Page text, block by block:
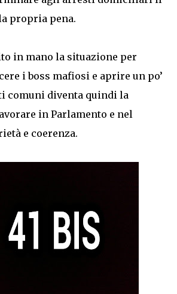
propria pena.
in mano la situazione per
i boss mafiosi e aprire un po’
comuni diventa quindi la
in Parlamento e nel
e coerenza.